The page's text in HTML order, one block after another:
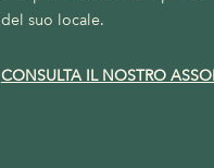
del suo locale.
CONSULTA IL NOSTRO